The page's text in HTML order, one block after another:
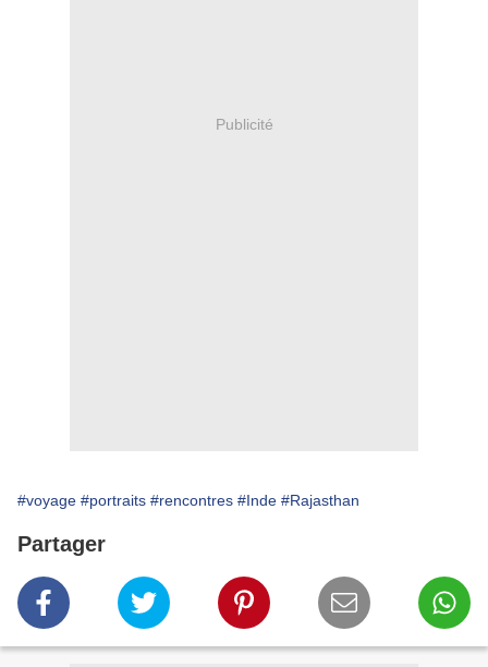
Publicité
#voyage #portraits #rencontres #Inde #Rajasthan
Partager